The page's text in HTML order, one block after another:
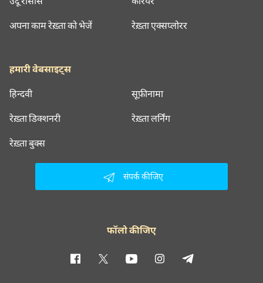
अपना काम रेख़्ता को भेजें रेख़्ता एक्सप्लोरर
हमारी वेबसाइट्स
हिन्दवी सूफ़ीनामा
रेख़्ता डिक्शनरी रेख़्ता लर्निंग
रेख़्ता बुक्स
संपर्क कीजिए
फॉलो कीजिए